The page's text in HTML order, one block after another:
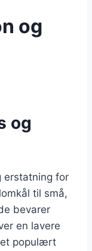
og
og
erstatning for
til små,
bevarer
en lavere
et populært